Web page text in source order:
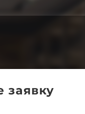
заявку